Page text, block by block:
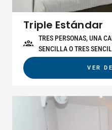
Triple Estándar
TRES PERSONAS, UNA
SENCILLA O TRES
VER